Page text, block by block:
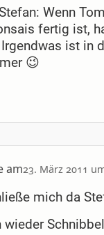
Wenn
fertig ist,
Irgendwas ist in
😉
am23. März 2011
mich da
wieder